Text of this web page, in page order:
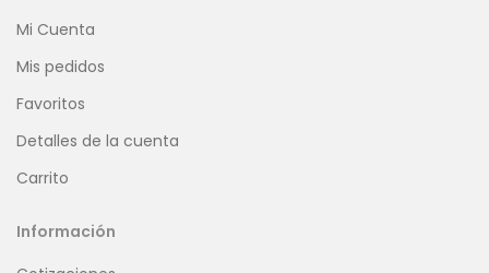
Mi Cuenta
Mis pedidos
Favoritos
Detalles de la cuenta
Carrito
Información